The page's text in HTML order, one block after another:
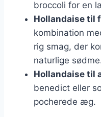
broccoli for en
Hollandaise til
kombination
rig smag, der
naturlige
Hollandaise til
benedict eller
pocherede æg.